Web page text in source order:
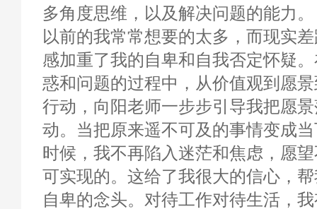
多角度思维，以及解决问题的能力。
以前的我常常想要的太多，而现实
感加重了我的自卑和自我否定怀疑
惑和问题的过程中，从价值观到愿
行动，向阳老师一步步引导我把愿
动。当把原来遥不可及的事情变成
时候，我不再陷入迷茫和焦虑，愿
可实现的。这给了我很大的信心，
自卑的念头。对待工作对待生活，